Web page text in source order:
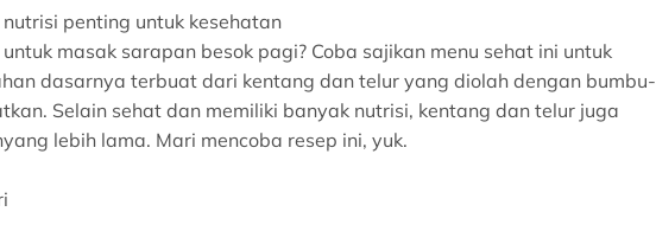
penting untuk kesehatan
masak sarapan besok pagi? Coba sajikan menu sehat ini untuk
dasarnya terbuat dari kentang dan telur yang diolah dengan bumbu-
Selain sehat dan memiliki banyak nutrisi, kentang dan telur juga
lebih lama. Mari mencoba resep ini, yuk.